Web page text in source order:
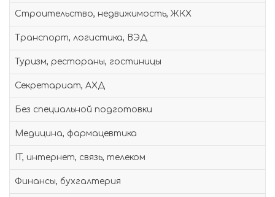
Строительство, недвижимость, ЖКХ
Транспорт, логистика, ВЭД
Туризм, рестораны, гостиницы
Секретариат, АХД
Без специальной подготовки
Медицина, фармацевтика
IT, интернет, связь, телеком
Финансы, бухгалтерия